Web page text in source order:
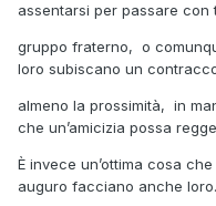
assentarsi per passare con
gruppo fraterno, o
loro subiscano un
almeno la prossimità, in
che un’amicizia possa
È invece un’ottima cosa
auguro facciano anche